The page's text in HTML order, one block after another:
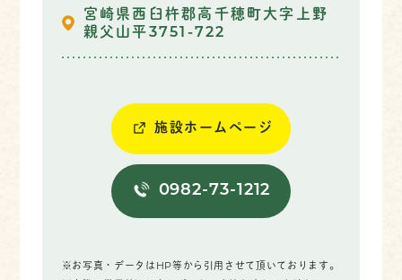
宮崎県西臼杵郡高千穂町大字上野
親父山平3751-722
施設ホームページ
0982-73-1212
※お写真・データはHP等から引用させて頂いております。